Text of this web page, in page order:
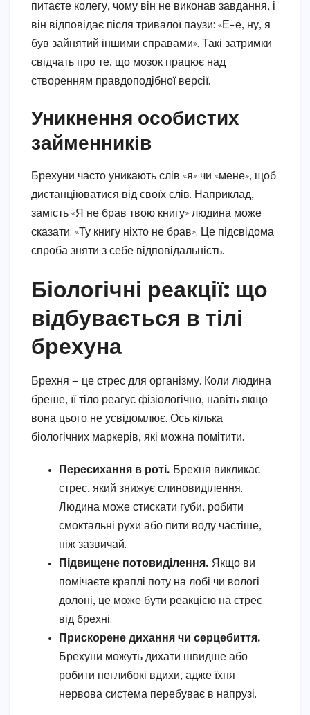
питаєте колегу, чому він не виконав завдання, і
він відповідає після тривалої паузи: «Е-е, ну, я
був зайнятий іншими справами». Такі затримки
свідчать про те, що мозок працює над
створенням правдоподібної версії.
Уникнення особистих
займенників
Брехуни часто уникають слів «я» чи «мене», щоб
дистанціюватися від своїх слів. Наприклад,
замість «Я не брав твою книгу» людина може
сказати: «Ту книгу ніхто не брав». Це підсвідома
спроба зняти з себе відповідальність.
Біологічні реакції: що
відбувається в тілі
брехуна
Брехня — це стрес для організму. Коли людина
бреше, її тіло реагує фізіологічно, навіть якщо
вона цього не усвідомлює. Ось кілька
біологічних маркерів, які можна помітити.
Пересихання в роті. Брехня викликає
стрес, який знижує слиновиділення.
Людина може стискати губи, робити
смоктальні рухи або пити воду частіше,
ніж зазвичай.
Підвищене потовиділення. Якщо ви
помічаєте краплі поту на лобі чи вологі
долоні, це може бути реакцією на стрес
від брехні.
Прискорене дихання чи серцебиття.
Брехуни можуть дихати швидше або
робити неглибокі вдихи, адже їхня
нервова система перебуває в напрузі.